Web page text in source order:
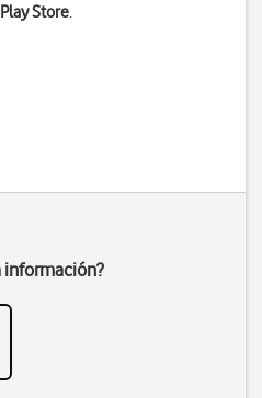
Play Store.
información?